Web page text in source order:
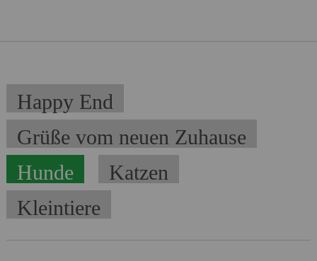
überspringen
Happy End
Grüße vom neuen Zuhause
Hunde
Katzen
Kleintiere